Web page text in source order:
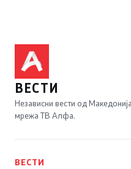
ВЕСТИ
Независни вести од
мрежа ТВ Алфа.
ВЕСТИ